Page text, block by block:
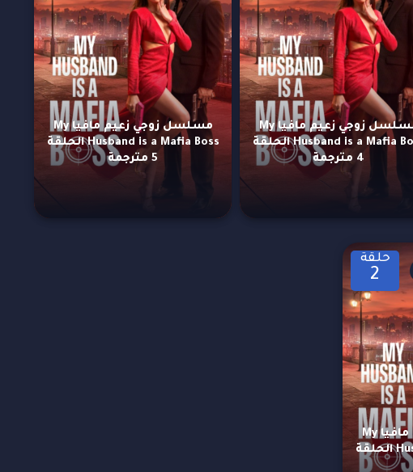
مسلسل زوجي زعيم مافيا My
Husband is a Mafia Boss الحلقة
4 مترجمة
مسلسل زوجي زعيم مافيا My
Husband is a Mafia Boss الحلقة
5 مترجمة
حلقة
2
مسلسل زوجي زعيم مافيا My
Husband is a Mafia Boss الحلقة